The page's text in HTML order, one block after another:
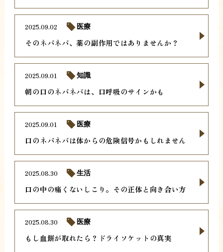
そのネバネバ、薬の副作用ではありませんか？
2025.09.02 医療
朝の口のネバネバは、口呼吸のサインかも
2025.09.01 知識
口のネバネバは体からの危険信号かもしれません
2025.09.01 医療
口の中の痛くないしこり。その正体と向き合い方
2025.08.30 生活
もし血餅が取れたら？ドライソケットの真実
2025.08.30 医療